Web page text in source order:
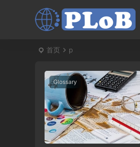
首页 p
Glossary